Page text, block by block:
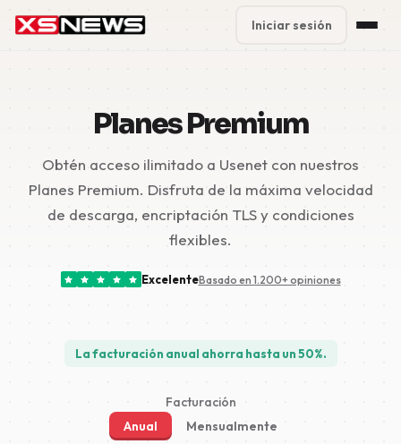
Block Accounts
Support
Contact
Iniciar sesión
Planes Premium
Obtén acceso ilimitado a Usenet con nuestros
Planes Premium. Disfruta de la máxima velocidad
de descarga, encriptación TLS y condiciones
flexibles.
ExcelenteBasado en 1.200+ opiniones
La facturación anual ahorra hasta un 50%.
Facturación
Anual
Mensualmente